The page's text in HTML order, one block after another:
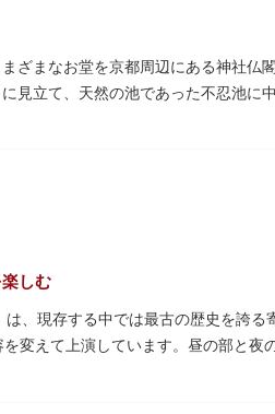
ざまなお堂を京都周辺にある神社
見立て、天然の池であった不忍池
の守り神として広く信仰され、「辯
知られていますが、不忍池辯天堂の
9月に行われる「巳成金（みなるかね
切にしていたという伝説のある、谷
しむ
、現存する中では最古の歴史を誇
変えて上演しています。昼の部と